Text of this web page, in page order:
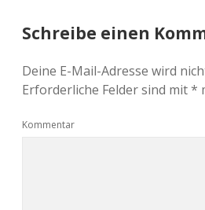
Schreibe einen
Deine E-Mail-Adresse wird
Erforderliche Felder sind mit*
Kommentar